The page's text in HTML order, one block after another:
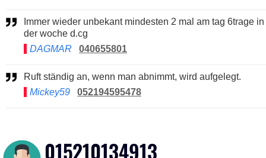
der woche d.cg
DAGMAR
040655801
Ruft ständig an, wenn man abnimmt, wird aufgelegt.
Mickey59
052194595478